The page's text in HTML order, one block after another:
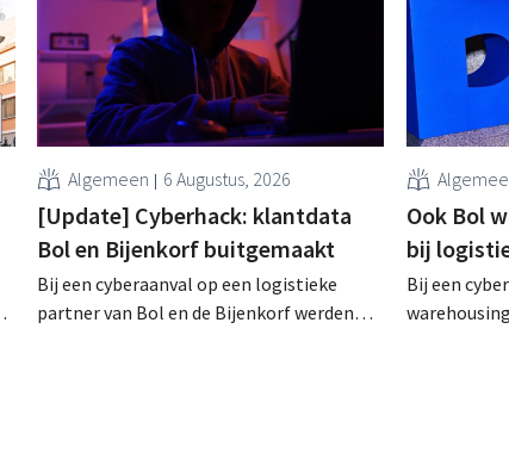
Algemeen 6 Augustus, 2026
[Update] Cyberhack: klantdata
Bol en Bijenkorf buitgemaakt
Bij een cyberaanval op een logistieke
partner van Bol en de Bijenkorf werden
Ook Bol
bij
Bij een